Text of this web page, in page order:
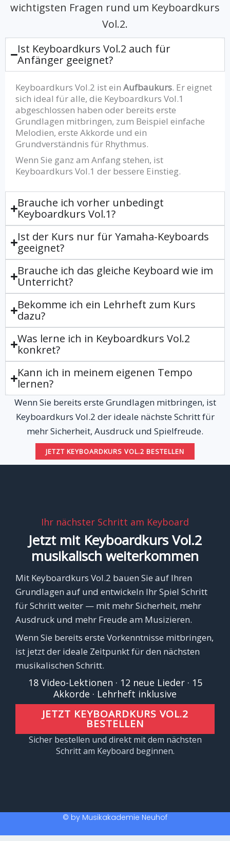
wichtigsten Fragen rund um Keyboardkurs
Vol.2.
Ist Keyboardkurs Vol.2 auch für
Anfänger geeignet?
Keyboardkurs Vol.2 ist ein Aufbaukurs. Er eignet
sich ideal für alle, die Keyboardkurs Vol.1
abgeschlossen haben oder bereits erste
Grundlagen mitbringen, zum Beispiel einfache
Melodien, erste Akkorde und ein
Grundverständnis für Rhythmus.
Wenn Sie ganz am Anfang stehen, ist
Keyboardkurs Vol.1 der bessere Einstieg.
Brauche ich vorher unbedingt
Keyboardkurs Vol.1?
Ist der Kurs nur für Yamaha-Keyboards
geeignet?
Brauche ich das gleiche Keyboard wie im
Unterricht?
Bekomme ich ein Lehrheft zum Kurs
dazu?
Was lerne ich in Keyboardkurs Vol.2
konkret?
Kann ich in meinem eigenen Tempo
lernen?
Wenn Sie bereits erste Grundlagen mitbringen, ist
Keyboardkurs Vol.2 der ideale nächste Schritt für
mehr Sicherheit, Ausdruck und Spielfreude.
JETZT KEYBOARDKURS VOL.2 BESTELLEN
Ihr nächster Schritt am Keyboard
Jetzt mit Keyboardkurs Vol.2
musikalisch weiterkommen
Mit Keyboardkurs Vol.2 bauen Sie auf Ihren
Grundlagen auf und entwickeln Ihr Spiel Schritt
für Schritt weiter — mit mehr Sicherheit, mehr
Ausdruck und mehr Freude am Musizieren.
Wenn Sie bereits erste Vorkenntnisse mitbringen,
ist jetzt der ideale Zeitpunkt für den nächsten
musikalischen Schritt.
18 Video-Lektionen · 12 neue Lieder · 15
Akkorde · Lehrheft inklusive
JETZT KEYBOARDKURS VOL.2
BESTELLEN
Sicher bestellen und direkt mit dem nächsten
Schritt am Keyboard beginnen.
© by Musikakademie Neuhof